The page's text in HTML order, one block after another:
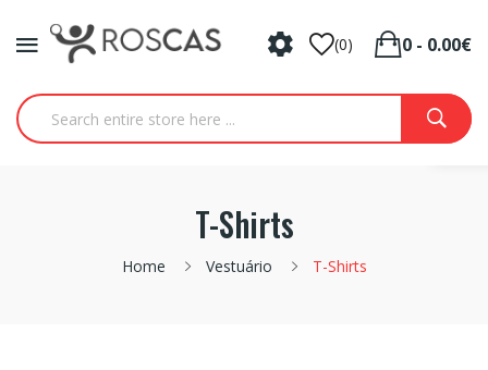
(0) 0 - 0.00€
T-Shirts
Home Vestuário T-Shirts